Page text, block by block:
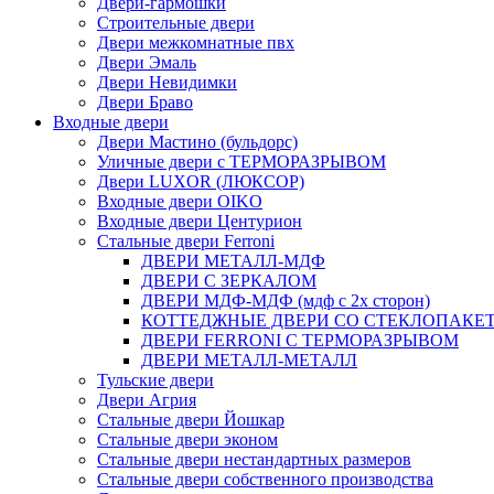
Строительные двери
Двери межкомнатные пвх
Двери Эмаль
Двери Невидимки
Двери Браво
Входные двери
Двери Мастино (бульдорс)
Уличные двери с ТЕРМОРАЗРЫВОМ
Двери LUXOR (ЛЮКСОР)
Входные двери OIKO
Входные двери Центурион
Стальные двери Ferroni
ДВЕРИ МЕТАЛЛ-МДФ
ДВЕРИ С ЗЕРКАЛОМ
ДВЕРИ МДФ-МДФ (мдф с 2х сторон)
КОТТЕДЖНЫЕ ДВЕРИ СО
ДВЕРИ FERRONI С ТЕРМОРАЗРЫВОМ
ДВЕРИ МЕТАЛЛ-МЕТАЛЛ
Тульские двери
Двери Агрия
Стальные двери Йошкар
Стальные двери эконом
Стальные двери нестандартных размеров
Стальные двери собственного производства